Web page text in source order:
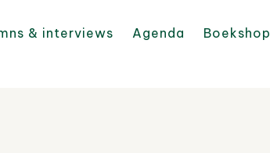
& interviews Agenda Boekshop